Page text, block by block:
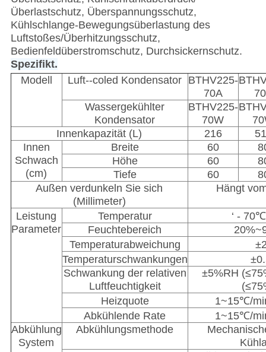
Überlastschutz, Überspannungsschutz,
Kühlschlange-Bewegungsüberlastung des
Luftstoßes/Überhitzungsschutz,
Bedienfeldüberstromschutz, Durchsickernschutz.
Spezifikt.
Modell
Luft--coled Kondensator BTHV225-
70A
Wassergekühlter
Kondensator
BTHV225-
70W
Innenkapazität (L)
216
Innen
Schwach
(cm)
Breite 60
Höhe
60
Tiefe
60
Außen verdunkeln Sie sich
(Millimeter)
Hängt
Leistung
Parameter
Temperatur
‘ -
Feuchtebereich
Temperaturabweichung
Temperaturschwankungen
Schwankung der relativen
Luftfeuchtigkeit
±5%RH
Heizquote
1~15℃/
Abkühlende Rate
1~15℃/
Abkühlung
System
Abkühlungsmethode